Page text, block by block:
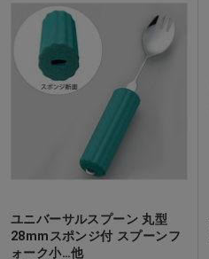
ユニバーサルスプーン 丸型
28mmスポンジ付 スプーンフ
ォーク小…他